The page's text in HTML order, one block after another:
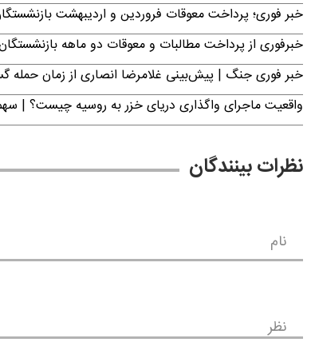
خبر فوری؛ پرداخت معوقات فروردین و اردیبهشت
خبرفوری از پرداخت مطالبات و معوقات دو ماهه بازنشستگان
خبر فوری جنگ | پیش‌بینی غلامرضا انصاری از زمان حمله
واقعیت ماجرای واگذاری دریای خزر به روسیه چیست؟ | سهم
نظرات بینندگان
نام
نظر